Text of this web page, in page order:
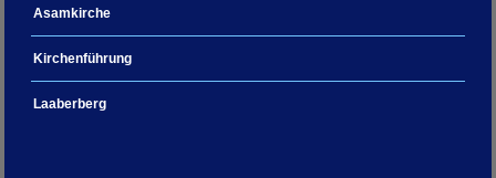
Asamkirche
Kirchenführung
Laaberberg